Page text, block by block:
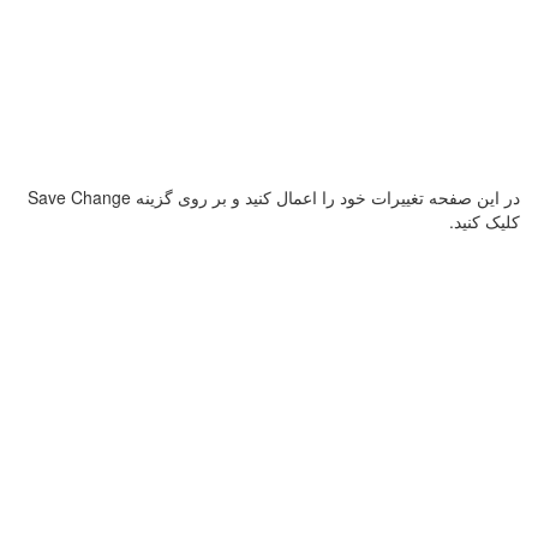
در این صفحه تغییرات خود را اعمال کنید و بر روی گزینه Save Change
کلیک کنید.